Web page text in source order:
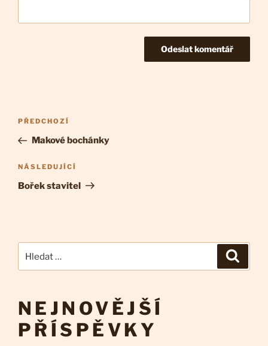
Navigace
pro
příspěvek
Předchozí
příspěvek
PŘEDCHOZÍ
Makové bochánky
Následující
příspěvek
NÁSLEDUJÍCÍ
Bořek stavitel
NEJNOVĚJŠÍ
PŘÍSPĚVKY